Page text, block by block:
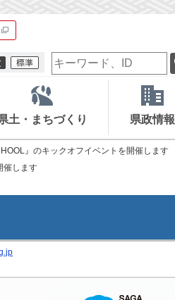
検
索
ー
ー
ド
土・まちづくり 県政情報
』のキックオフイベントを開催します
催します